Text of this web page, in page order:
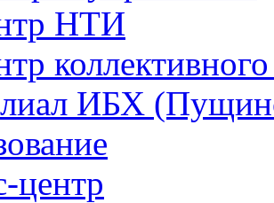
НТИ
ИБХ
центр